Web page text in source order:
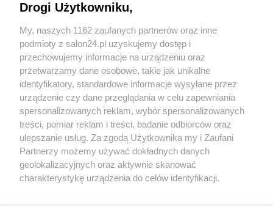
Sport
Społeczeństwo
Kultura
X Facebook Instagram Youtube
Drogi Użytkowniku,
My, naszych 1162 zaufanych partnerów oraz inne
podmioty z salon24.pl uzyskujemy dostęp i
przechowujemy informacje na urządzeniu oraz
przetwarzamy dane osobowe, takie jak unikalne
identyfikatory, standardowe informacje wysyłane przez
urządzenie czy dane przeglądania w celu zapewniania
spersonalizowanych reklam, wybór spersonalizowanych
treści, pomiar reklam i treści, badanie odbiorców oraz
ulepszanie usług. Za zgodą Użytkownika my i Zaufani
Partnerzy możemy używać dokładnych danych
geolokalizacyjnych oraz aktywnie skanować
charakterystykę urządzenia do celów identyfikacji.